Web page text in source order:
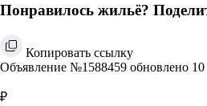
Понравилось жильё?
Копировать ссылку
Объявление №1588459 обновлено 10
₽